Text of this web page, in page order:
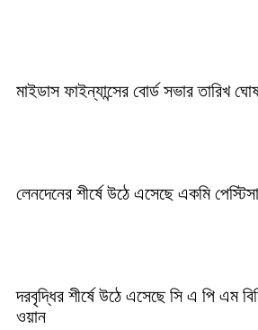
মাইডাস ফাইন্যান্সের বোর্ড সভার তারিখ
লেনদেনের শীর্ষে উঠে এসেছে একমি
দরবৃদ্ধির শীর্ষে উঠে এসেছে সি এ পি এম
ওয়ান